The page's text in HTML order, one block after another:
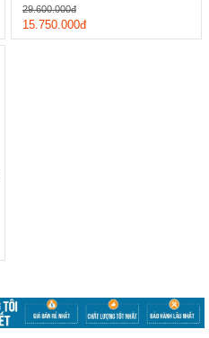
15.750.000đ
29.600.000đ